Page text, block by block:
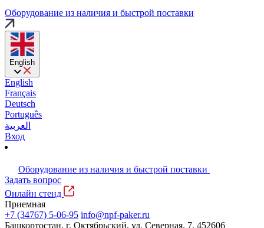
Оборудование из наличия и быстрой поставки
English
English
Français
Deutsch
Português
العربية
Вход
Оборудование из наличия и быстрой поставки
Задать вопрос
Онлайн стенд
Приемная
+7 (34767) 5-06-95 info@npf-paker.ru
Башкортостан, г. Октябрьский, ул. Северная, 7, 452606